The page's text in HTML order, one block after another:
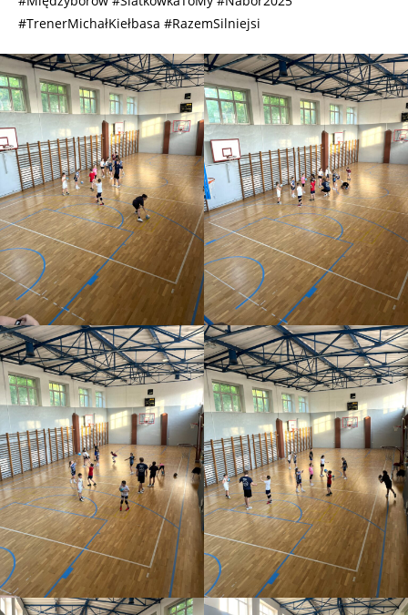
#TrenerMichałKiełbasa #RazemSilniejsi